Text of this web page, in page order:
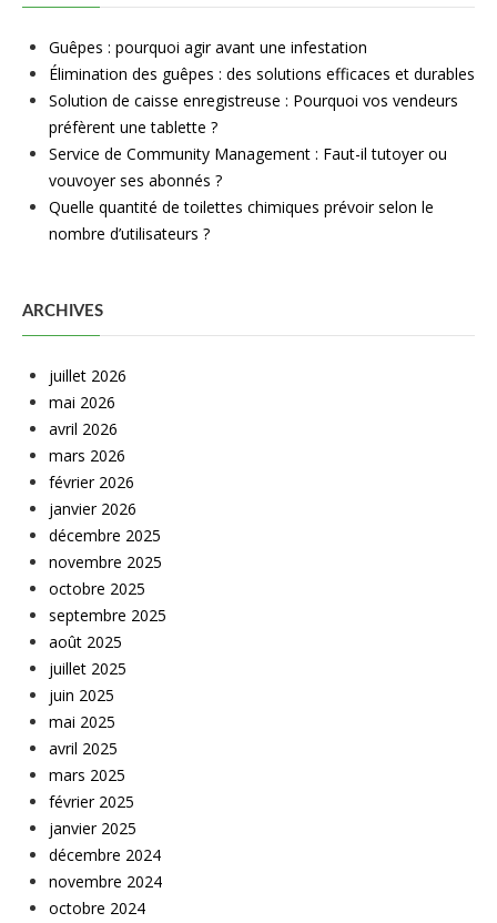
Guêpes : pourquoi agir avant une infestation
Élimination des guêpes : des solutions efficaces et durables
Solution de caisse enregistreuse : Pourquoi vos vendeurs
préfèrent une tablette ?
Service de Community Management : Faut-il tutoyer ou
vouvoyer ses abonnés ?
Quelle quantité de toilettes chimiques prévoir selon le
nombre d’utilisateurs ?
ARCHIVES
juillet 2026
mai 2026
avril 2026
mars 2026
février 2026
janvier 2026
décembre 2025
novembre 2025
octobre 2025
septembre 2025
août 2025
juillet 2025
juin 2025
mai 2025
avril 2025
mars 2025
février 2025
janvier 2025
décembre 2024
novembre 2024
octobre 2024